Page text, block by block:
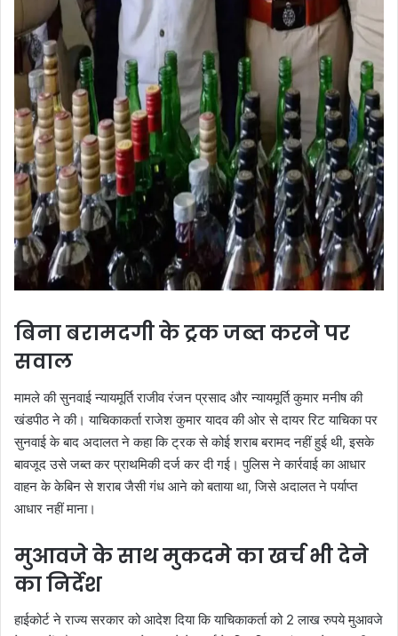
बिना बरामदगी के ट्रक जब्त करने पर
सवाल
मामले की सुनवाई न्यायमूर्ति राजीव रंजन प्रसाद और न्यायमूर्ति कुमार मनीष की
खंडपीठ ने की। याचिकाकर्ता राजेश कुमार यादव की ओर से दायर रिट याचिका पर
सुनवाई के बाद अदालत ने कहा कि ट्रक से कोई शराब बरामद नहीं हुई थी, इसके
बावजूद उसे जब्त कर प्राथमिकी दर्ज कर दी गई। पुलिस ने कार्रवाई का आधार
वाहन के केबिन से शराब जैसी गंध आने को बताया था, जिसे अदालत ने पर्याप्त
आधार नहीं माना।
मुआवजे के साथ मुकदमे का खर्च भी देने
का निर्देश
हाईकोर्ट ने राज्य सरकार को आदेश दिया कि याचिकाकर्ता को 2 लाख रुपये मुआवजे